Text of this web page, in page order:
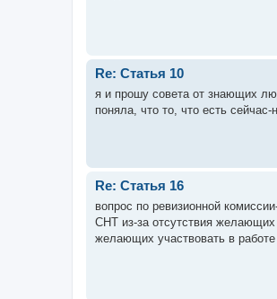
Re: Статья 10
я и прошу совета от знающих
поняла, что то, что есть сейчас-
Re: Статья 16
вопрос по ревизионной
СНТ из-за отсутствия
желающих участвовать в работе